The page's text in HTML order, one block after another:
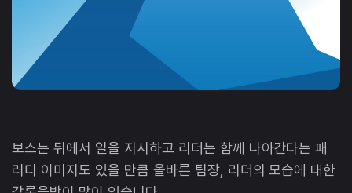
보스는 뒤에서 일을 지시하고 리더는 함께 나아간다는 패
러디 이미지도 있을 만큼 올바른 팀장, 리더의 모습에 대한